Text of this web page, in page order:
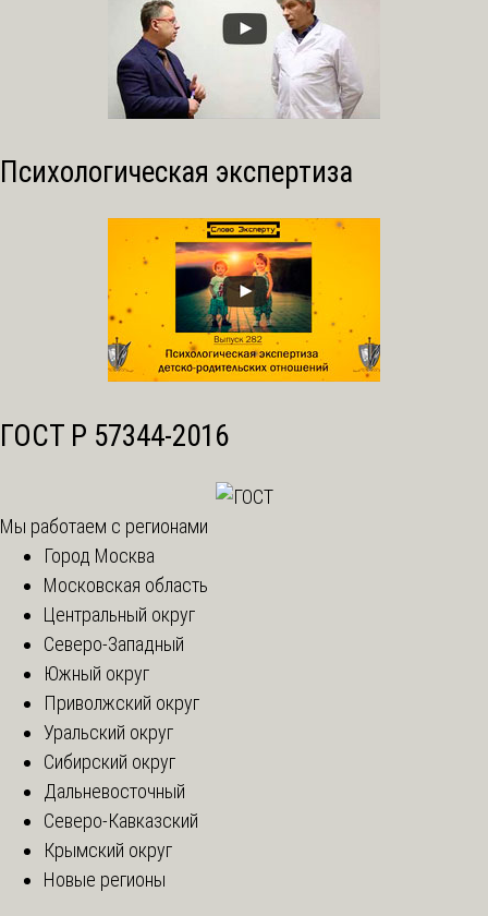
Психологическая экспертиза
ГОСТ Р 57344-2016
Мы работаем с регионами
Город Москва
Московская область
Центральный округ
Северо-Западный
Южный округ
Приволжский округ
Уральский округ
Сибирский округ
Дальневосточный
Северо-Кавказский
Крымский округ
Новые регионы